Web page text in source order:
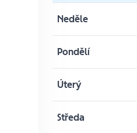
Neděle
Pondělí
Úterý
Středa